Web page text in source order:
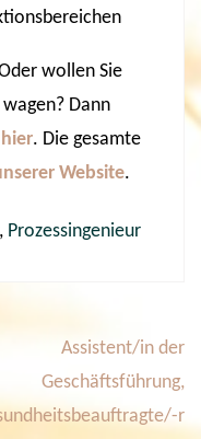
wollen Sie
Dann
hier. Die gesamte
Website.
, Prozessingenieur
Assistent/in der
Geschäftsführung,
r